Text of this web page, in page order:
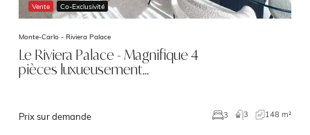
Vente Co-Exclusivité
Monte-Carlo - Riviera Palace
Le Riviera Palace - Magnifique 4
pièces luxueusement…
Prix sur demande 3 3 148 m²